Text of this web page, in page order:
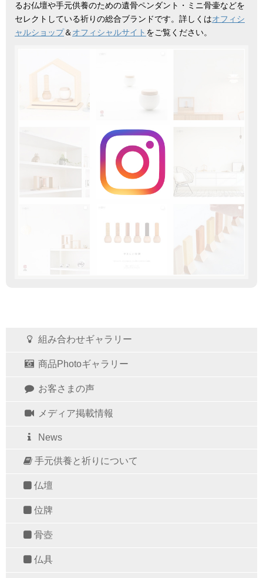
るお仏壇や手元供養のための遺骨ペンダント・ミニ骨壷などを
セレクトしている祈りの総合ブランドです。詳しくはオフィシ
ャルショップ＆ オフィシャルサイト をご覧ください。
組み合わせギャラリー
商品Photoギャラリー
お客さまの声
メディア掲載情報
News
手元供養と祈りについて
仏壇
位牌
骨壺
仏具